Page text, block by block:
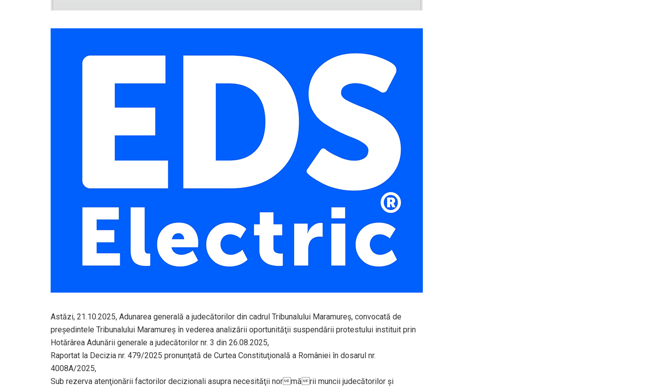
Astăzi, 21.10.2025, Adunarea generală a judecătorilor din cadrul Tribunalului Maramureș, convocată de
preşedintele Tribunalului Maramureş în vederea analizării oportunităţii suspendării protestului instituit prin
Hotărârea Adunării generale a judecătorilor nr. 3 din 26.08.2025,
Raportat la Decizia nr. 479/2025 pronunţată de Curtea Constituţională a României în dosarul nr.
4008A/2025,
Sub rezerva atenţionării factorilor decizionali asupra necesităţii normării muncii judecătorilor şi